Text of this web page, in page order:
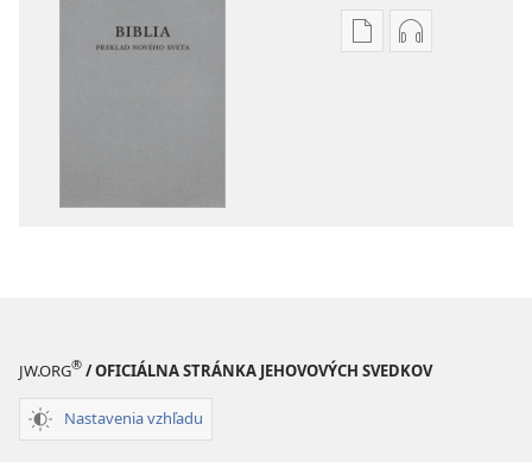
MožnostiMožnosti
JW.ORG® / OFICIÁLNA STRÁNKA JEHOVOVÝCH SVEDKOV
Nastavenia vzhľadu